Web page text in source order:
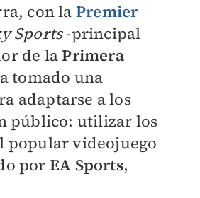
con la Premier
Sports-principal
de laPrimera
tomado una
adaptarse a los
público: utilizar los
popular videojuego
por EA Sports,